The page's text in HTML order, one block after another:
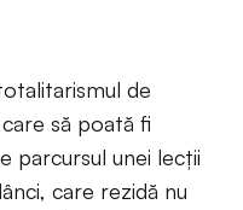
de
să poată fi
parcursul unei lecții
care rezidă nu